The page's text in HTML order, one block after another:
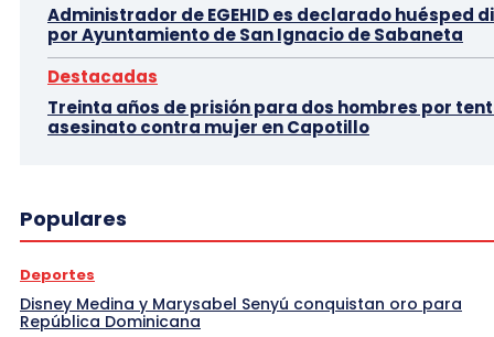
Administrador de EGEHID es declarado huésped
por Ayuntamiento de San Ignacio de Sabaneta
Destacadas
Treinta años de prisión para dos hombres por
asesinato contra mujer en Capotillo
Populares
Deportes
Disney Medina y Marysabel Senyú conquistan oro para
República Dominicana